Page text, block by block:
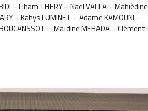
– Liham THERY – Naël VALLA – Mahièdine
– Kahys LUMINET – Adame KAMOUNI –
– Maïdine MEHADA – Clément